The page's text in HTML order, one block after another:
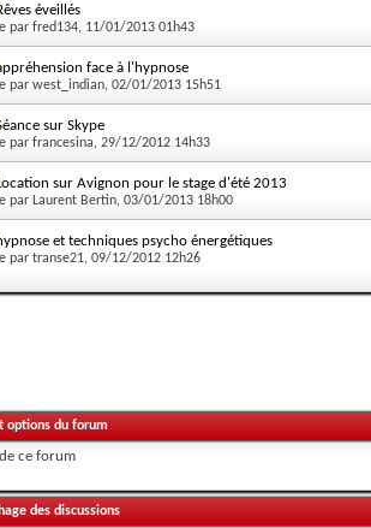
éveillés
par fred134, 11/01/2013 01h43
face à l'hypnose
par west_indian, 02/01/2013 15h51
sur Skype
par francesina, 29/12/2012 14h33
sur Avignon pour le stage d'été 2013
par Laurent Bertin, 03/01/2013 18h00
et techniques psycho énergétiques
par transe21, 09/12/2012 12h26
options du forum
ce forum
des discussions